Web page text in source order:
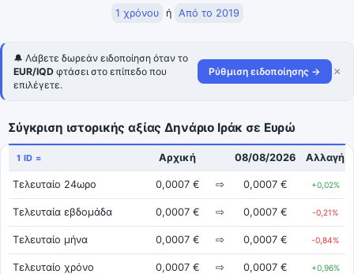
1 χρόνου
ή Από το 2019
🔔 Λάβετε δωρεάν ειδοποίηση όταν το
EUR/IQD φτάσει στο επίπεδο που
επιλέγετε.
Ρύθμιση ειδοποίησης → ×
Σύγκριση ιστορικής αξίας Δηνάριο Ιράκ σε Ευρώ
1 ID = Αρχική 08/08/2026 Αλλαγή
Τελευταίο 24ωρο 0,0007 € ⇨ 0,0007 € +0,02%
Τελευταία εβδομάδα 0,0007 € ⇨ 0,0007 € -0,21%
Τελευταίο μήνα 0,0007 € ⇨ 0,0007 € -0,84%
Τελευταίο χρόνο 0,0007 € ⇨ 0,0007 € +0,96%